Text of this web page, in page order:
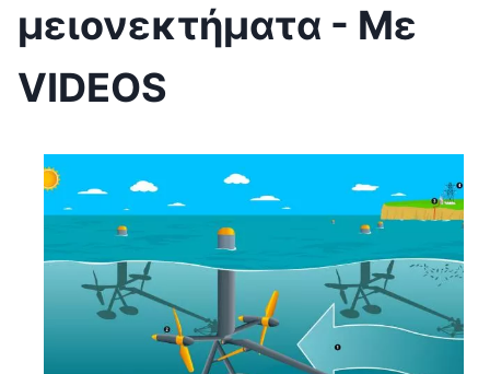
μειονεκτήματα - Με
VIDEOS